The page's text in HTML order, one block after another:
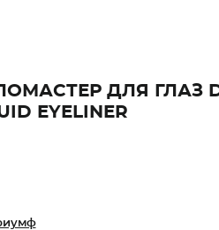
ДЛЯ ГЛАЗ
EYELINER